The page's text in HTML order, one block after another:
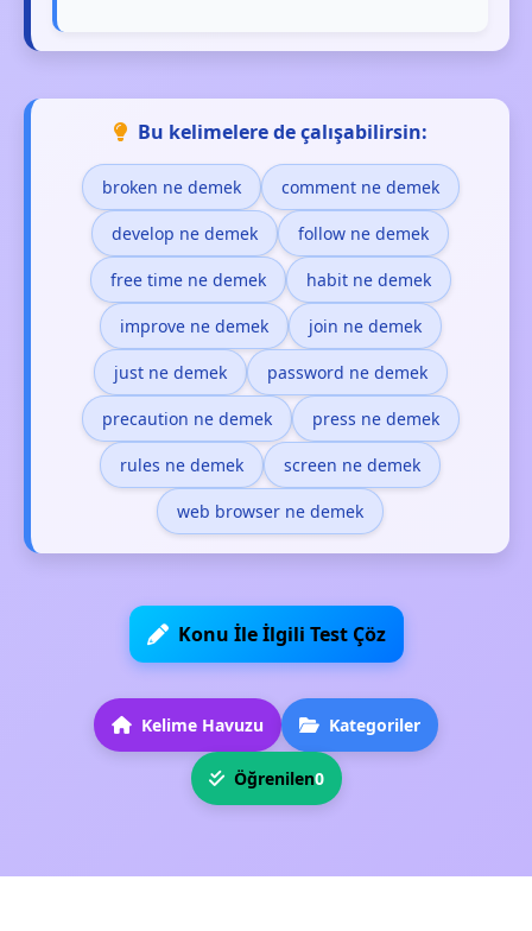
Bu kelimelere de çalışabilirsin:
broken ne demek comment ne demek
develop ne demek follow ne demek
free time ne demek habit ne demek
improve ne demek join ne demek
just ne demek password ne demek
precaution ne demek press ne demek
rules ne demek screen ne demek
web browser ne demek
Konu İle İlgili Test Çöz
Kelime Havuzu Kategoriler
Öğrenilen0